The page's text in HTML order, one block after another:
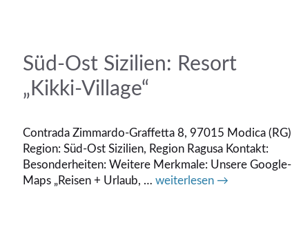
Süd-Ost Sizilien: Resort
„Kikki-Village“
Contrada Zimmardo-Graffetta 8, 97015 Modica (RG)
Region: Süd-Ost Sizilien, Region Ragusa Kontakt:
Besonderheiten: Weitere Merkmale: Unsere Google-
Maps „Reisen + Urlaub, … weiterlesen →